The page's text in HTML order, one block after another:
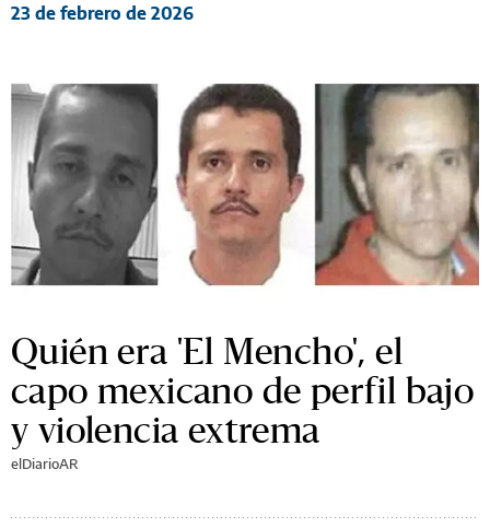
23 de febrero de 2026
Quién era 'El Mencho', el
capo mexicano de perfil bajo
y violencia extrema
elDiarioAR